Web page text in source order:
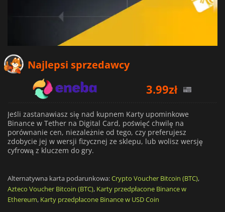
Najlepsi sprzedawcy
4.86zł
6.50zł
Jeśli zastanawiasz się nad kupnem Karty upominkowe
Binance w Tether na Digital Card, poświęć chwilę na
porównanie cen, niezależnie od tego, czy preferujesz
zdobycie jej w wersji fizycznej ze sklepu, lub wolisz wersję
cyfrową z kluczem do gry.
Alternatywna karta podarunkowa:Crypto Voucher Bitcoin (BTC),
Azteco Voucher Bitcoin (BTC), Karty przedpłacone Binance w
Ethereum, Karty przedpłacone Binance w USD Coin